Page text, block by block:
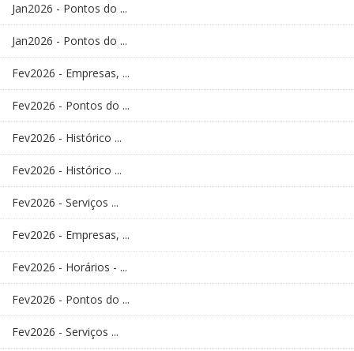
Jan2026 - Pontos do ...
Jan2026 - Pontos do ...
Fev2026 - Empresas, ...
Fev2026 - Pontos do ...
Fev2026 - Histórico ...
Fev2026 - Histórico ...
Fev2026 - Serviços ...
Fev2026 - Empresas, ...
Fev2026 - Horários - ...
Fev2026 - Pontos do ...
Fev2026 - Serviços ...